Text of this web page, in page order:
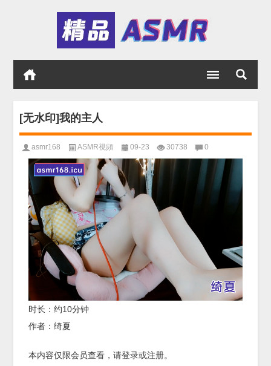
[无水印]我的主人
asmr168 ASMR視頻 09-23 30738 0
时长：约10分钟
作者：绮夏
本内容仅限会员查看，请登录或注册。